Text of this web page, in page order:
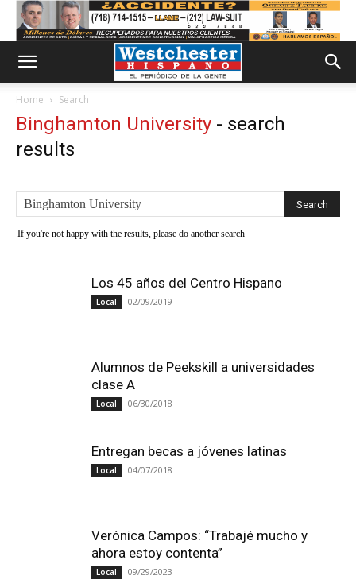
Home Search
Binghamton University - search
results
If you're not happy with the results, please do another search
Los 45 años del Centro Hispano
Local 02/09/2019
Alumnos de Peekskill a universidades
clase A
Local 06/30/2018
Entregan becas a jóvenes latinas
Local 04/07/2018
Verónica Campos: “Trabajé mucho y
ahora estoy contenta”
Local 09/29/2023